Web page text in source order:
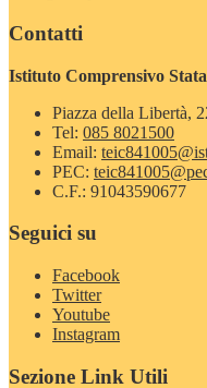
Contatti
Istituto Comprensivo
Piazza della Libertà,
Tel: 085 8021500
Email:
PEC:
C.F.: 91043590677
Seguici su
Facebook
Twitter
Youtube
Instagram
Sezione Link Utili